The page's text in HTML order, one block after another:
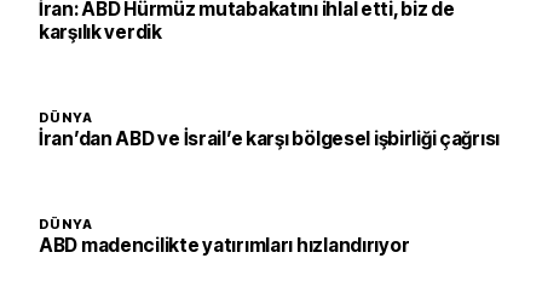
İran: ABD Hürmüz mutabakatını ihlal etti, biz de
karşılık verdik
DÜNYA
İran’dan ABD ve İsrail’e karşı bölgesel işbirliği çağrısı
DÜNYA
ABD madencilikte yatırımları hızlandırıyor